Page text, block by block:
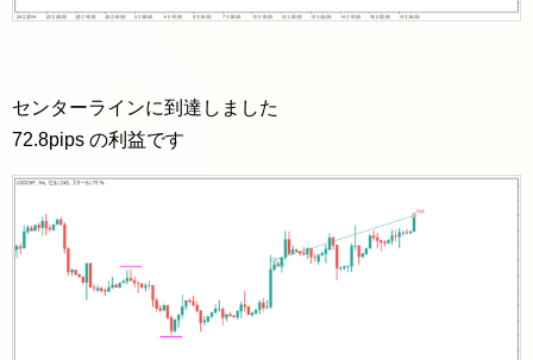
センターラインに到達しました
72.8pips の利益です